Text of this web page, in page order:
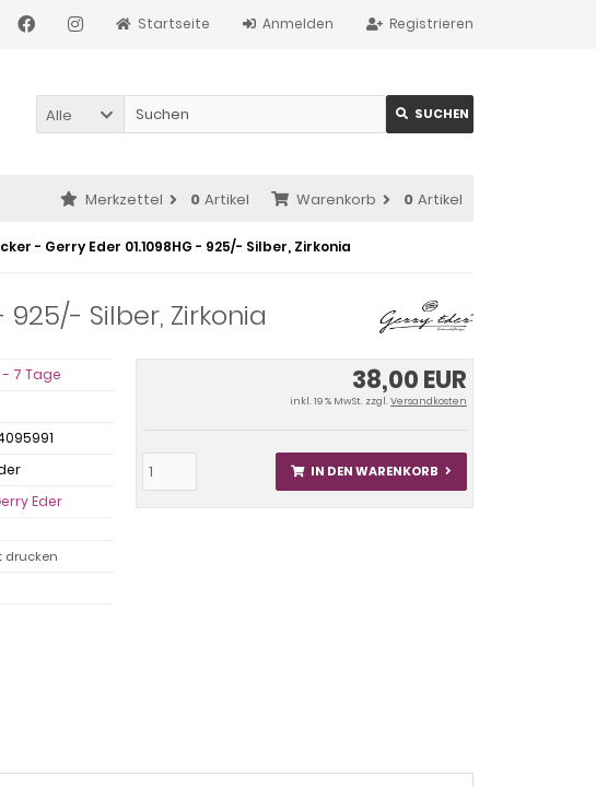
Registrieren
Anmelden
Startseite
Alle SUCHEN
Warenkorb 0 Artikel
Merkzettel 0 Artikel
- Gerry Eder 01.1098HG - 925/- Silber, Zirkonia
925/- Silber, Zirkonia
38,00 EUR
inkl. 19 % MwSt. zzgl.Versandkosten
IN DEN WARENKORB
- 7 Tage
Eder
drucken